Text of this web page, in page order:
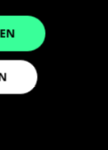
van 15